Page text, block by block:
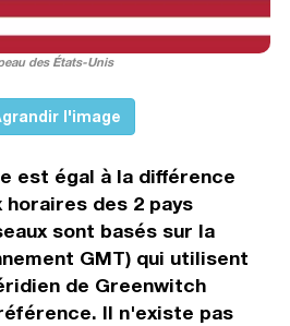
des États-Unis
l'image
est égal à la différence
des 2 pays
sont basés sur la
GMT) qui utilisent
de Greenwitch
Il n'existe pas